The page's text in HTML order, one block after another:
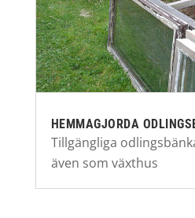
HEMMAGJORDA
Tillgängliga
även som växthus